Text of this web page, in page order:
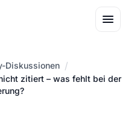
Diskussionen /
zitiert – was fehlt bei der